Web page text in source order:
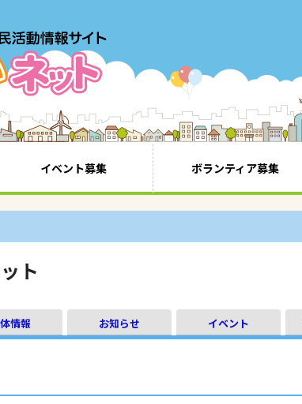
イベント募集 ボランティア募集
ト
情報 お知らせ イベント